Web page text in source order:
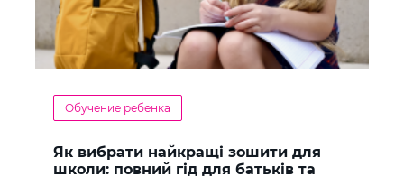
Обучение ребенка
Як вибрати найкращі зошити для
школи: повний гід для батьків та